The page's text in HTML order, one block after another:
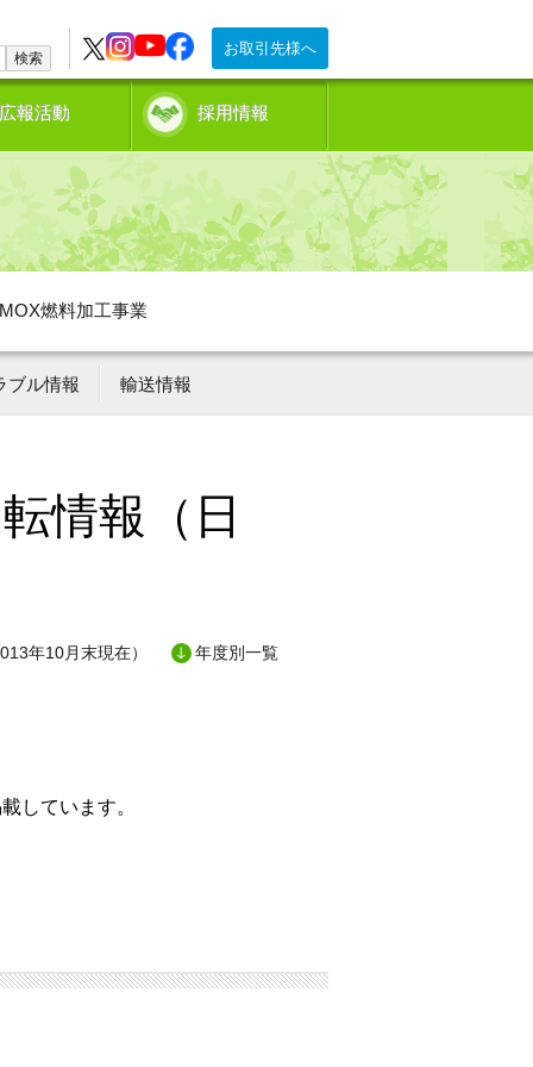
お取引先様へ
検索
報活動 採用情報
燃料加工事業
ブル情報 輸送情報
情報（日
年10月末現在） 年度別一覧
しています。